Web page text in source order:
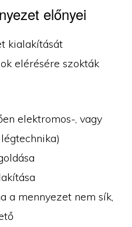
előnyei
kialakítását
elérésére szokták
elektromos-, vagy
a mennyezet nem sík,